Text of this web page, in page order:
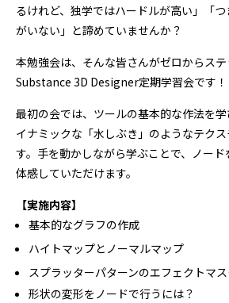
るけれど、独学ではハードルが高い」「
がいない」と諦めていませんか？
本勉強会は、そんな皆さんがゼロからス
Substance 3D Designer定期学習会です！
最初の会では、ツールの基本的な作法を
イナミックな「水しぶき」のようなテク
す。手を動かしながら学ぶことで、ノー
体感していただけます。
【実施内容】
基本的なグラフの作成
ハイトマップとノーマルマップ
スプラッターパターンのエフェクトマ
形状の変形をノードで行うには？